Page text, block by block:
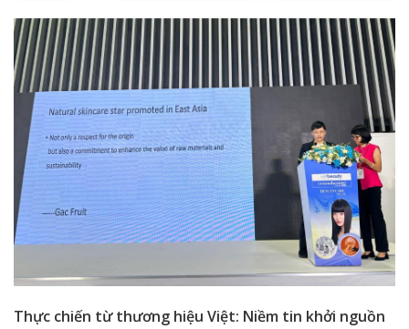
Thực chiến từ thương hiệu Việt: Niềm tin khởi nguồn